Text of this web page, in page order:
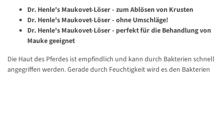
Dr. Henle's Maukovet-Löser - zum Ablösen von Krusten
Dr. Henle's Maukovet-Löser - ohne Umschläge!
Dr. Henle's Maukovet-Löser - perfekt für die Behandlung von
Mauke geeignet
Die Haut des Pferdes ist empfindlich und kann durch Bakterien schnell
angegriffen werden. Gerade durch Feuchtigkeit wird es den Bakterien